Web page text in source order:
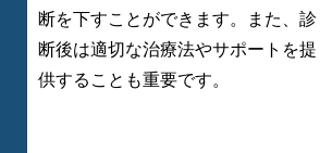
断を下すことができます。また、診
断後は適切な治療法やサポートを提
供することも重要です。